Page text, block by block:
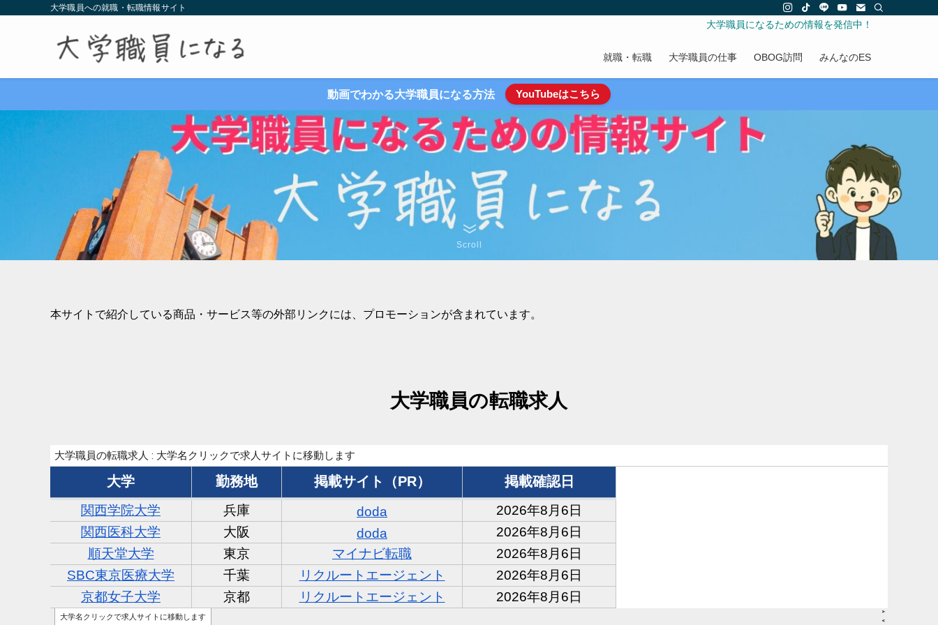
大学職員への就職・転職情報サイト
就職・転職 大学職員の仕事 OBOG訪問 みんなのES
大学職員になるための情報を発信中！
動画でわかる大学職員になる方法 YouTubeはこちら
Scroll
本サイトで紹介している商品・サービス等の外部リンクには、プロモーションが含まれています。
大学職員の転職求人